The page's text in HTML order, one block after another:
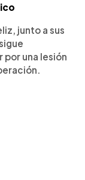
junto a sus
por una lesión